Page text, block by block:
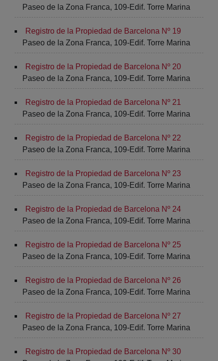
Paseo de la Zona Franca, 109-Edif. Torre Marina
Registro de la Propiedad de Barcelona Nº 19
Paseo de la Zona Franca, 109-Edif. Torre Marina
Registro de la Propiedad de Barcelona Nº 20
Paseo de la Zona Franca, 109-Edif. Torre Marina
Registro de la Propiedad de Barcelona Nº 21
Paseo de la Zona Franca, 109-Edif. Torre Marina
Registro de la Propiedad de Barcelona Nº 22
Paseo de la Zona Franca, 109-Edif. Torre Marina
Registro de la Propiedad de Barcelona Nº 23
Paseo de la Zona Franca, 109-Edif. Torre Marina
Registro de la Propiedad de Barcelona Nº 24
Paseo de la Zona Franca, 109-Edif. Torre Marina
Registro de la Propiedad de Barcelona Nº 25
Paseo de la Zona Franca, 109-Edif. Torre Marina
Registro de la Propiedad de Barcelona Nº 26
Paseo de la Zona Franca, 109-Edif. Torre Marina
Registro de la Propiedad de Barcelona Nº 27
Paseo de la Zona Franca, 109-Edif. Torre Marina
Registro de la Propiedad de Barcelona Nº 30